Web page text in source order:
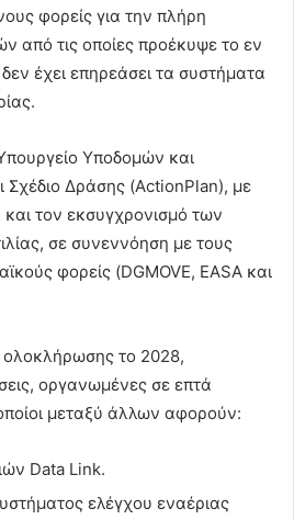
φορείς για την πλήρη
από τις οποίες προέκυψε το εν
έχει επηρεάσει τα συστήματα
Υποδομών και
Δράσης (ActionPlan), με
τον εκσυγχρονισμό των
σε συνεννόηση με τους
φορείς (DGMOVE, EASA και
ολοκλήρωσης το 2028,
οργανωμένες σε επτά
μεταξύ άλλων αφορούν:
Data Link.
ελέγχου εναέριας